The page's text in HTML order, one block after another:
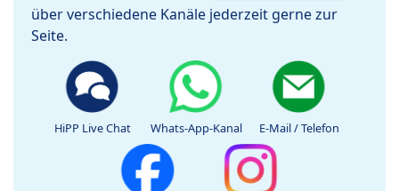
über verschiedene Kanäle jederzeit gerne zur
Seite.
HiPP Live Chat Whats-App-Kanal E-Mail / Telefon